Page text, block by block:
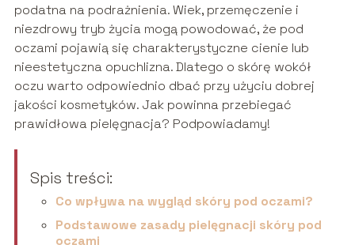
podatna na podrażnienia. Wiek, przemęczenie i
niezdrowy tryb życia mogą powodować, że pod
oczami pojawią się charakterystyczne cienie lub
nieestetyczna opuchlizna. Dlatego o skórę wokół
oczu warto odpowiednio dbać przy użyciu dobrej
jakości kosmetyków. Jak powinna przebiegać
prawidłowa pielęgnacja? Podpowiadamy!
Spis treści:
Co wpływa na wygląd skóry pod oczami?
Podstawowe zasady pielęgnacji skóry pod
oczami